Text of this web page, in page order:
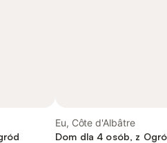
Eu, Côte d'Albâtre
Dom dla 4 osób, z